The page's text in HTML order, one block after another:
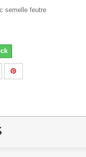
semelle feutre